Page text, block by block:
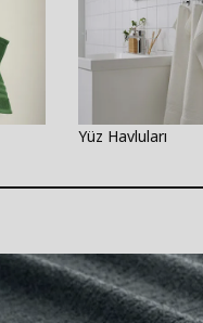
Yüz Havluları